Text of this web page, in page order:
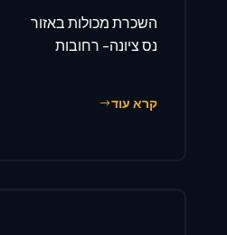
השכרת מכולות באזור
נס ציונה- רחובות
קרא עוד